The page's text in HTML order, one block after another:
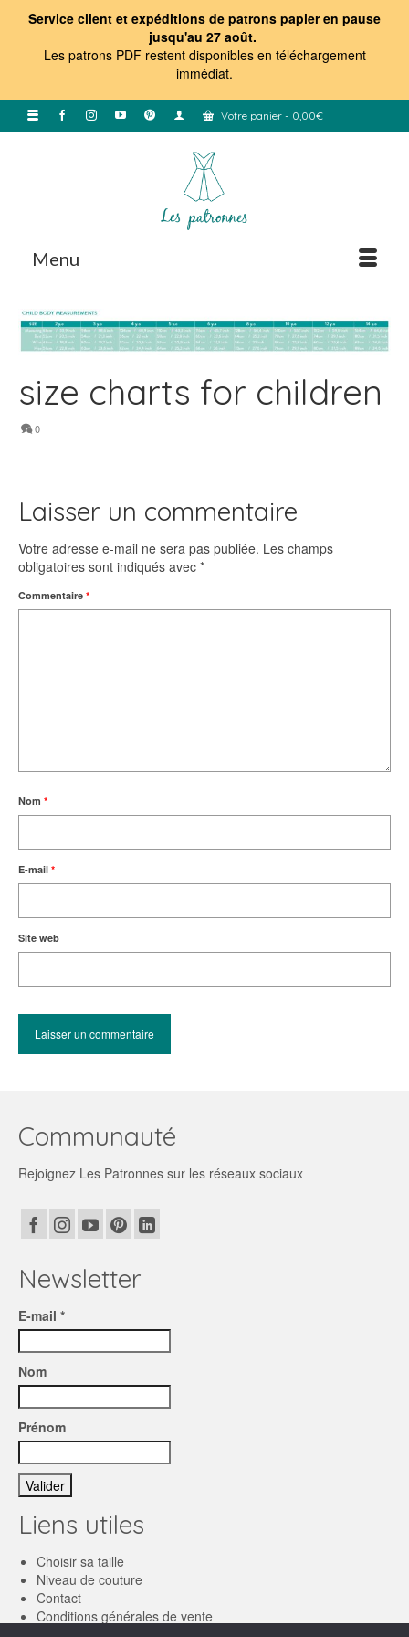
Service client et expéditions de patrons papier en pause
jusqu'au 27 août.
Les patrons PDF restent disponibles en téléchargement
immédiat.
Votre panier - 0,00€
Menu
size charts for children
0
Laisser un commentaire
Votre adresse e-mail ne sera pas publiée. Les champs
obligatoires sont indiqués avec *
Commentaire *
Nom *
E-mail *
Site web
Communauté
Rejoignez Les Patronnes sur les réseaux sociaux
Newsletter
E-mail *
Nom
Prénom
Liens utiles
Choisir sa taille
Niveau de couture
Contact
Conditions générales de vente